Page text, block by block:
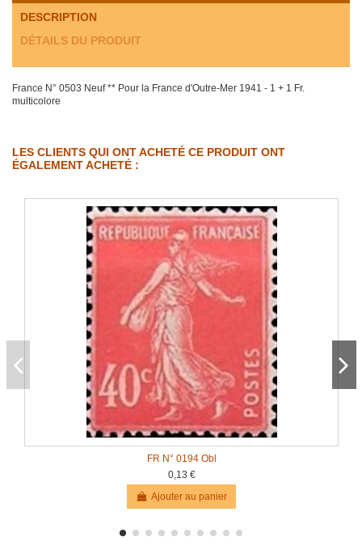
DESCRIPTION
DÉTAILS DU PRODUIT
France N° 0503 Neuf ** Pour la France d'Outre-Mer 1941 - 1 + 1 Fr.
multicolore
LES CLIENTS QUI ONT ACHETÉ CE PRODUIT ONT
ÉGALEMENT ACHETÉ :
FR N° 0194 Obl
0,13 €
Ajouter au panier